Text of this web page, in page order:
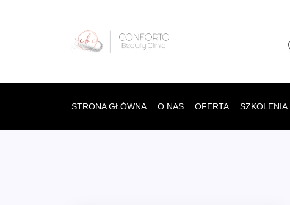
STRONA GŁÓWNA O NAS OFERTA SZKOLENIA